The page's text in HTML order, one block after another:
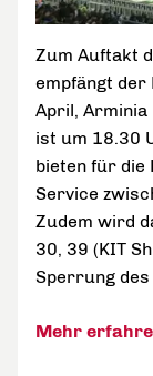
Zum Auftakt
empfängt der
April, Arminia
ist um 18.30
bieten für die
Service
Zudem wird
30, 39 (KIT
Sperrung
Mehr